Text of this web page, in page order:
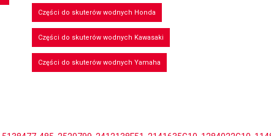
Części do skuterów wodnych Honda
Części do skuterów wodnych Kawasaki
Części do skuterów wodnych Yamaha